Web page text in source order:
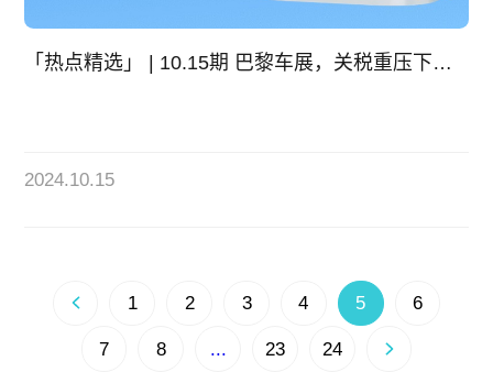
「热点精选」 | 10.15期 巴黎车展，关税重压下的中国车企来了
2024.10.15
1 2 3 4 5 6
7 8 ... 23 24